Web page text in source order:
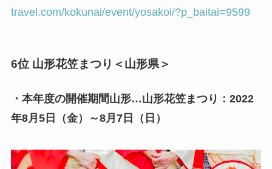
travel.com/kokunai/event/yosakoi/?p_baitai=9599
6位 山形花笠まつり＜山形県＞
・本年度の開催期間山形…山形花笠まつり：2022
年8月5日（金）～8月7日（日）